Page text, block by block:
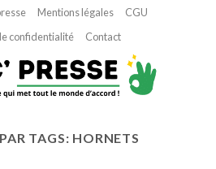
Mentions légales
CGU
confidentialité
Contact
TAGS: HORNETS